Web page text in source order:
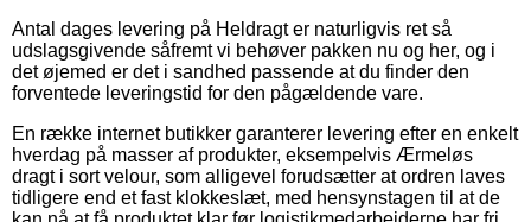
Antal dages levering på Heldragt er naturligvis ret så
udslagsgivende såfremt vi behøver pakken nu og her, og i
det øjemed er det i sandhed passende at du finder den
forventede leveringstid for den pågældende vare.
En række internet butikker garanterer levering efter en enkelt
hverdag på masser af produkter, eksempelvis Ærmeløs
dragt i sort velour, som alligevel forudsætter at ordren laves
tidligere end et fast klokkeslæt, med hensynstagen til at de